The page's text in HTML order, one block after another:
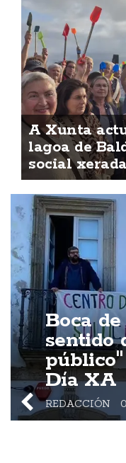
A Xunta
lagoa de
social xerada
Boca
sentido
Día XA
REDACCIÓN